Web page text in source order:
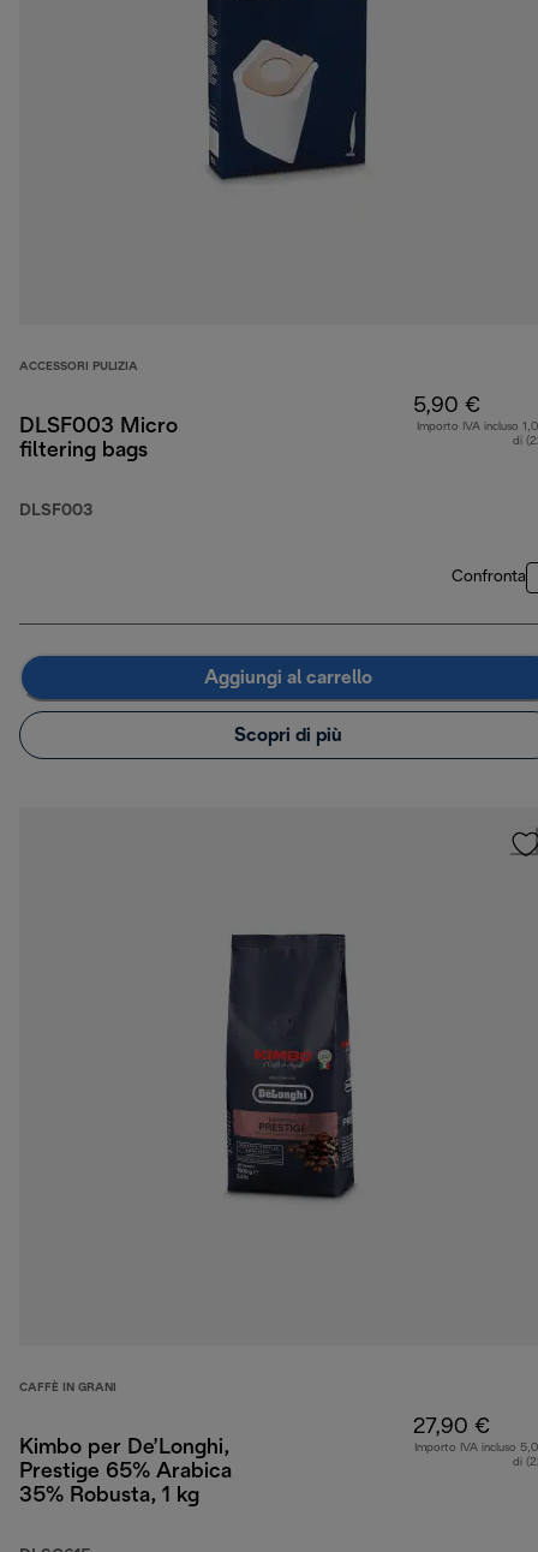
ACCESSORI PULIZIA
DLSF003 Micro
filtering bags
DLSF003
5,90 €
Importo IVA incluso
di
Confronta
Aggiungi al carrello
Scopri di più
CAFFÈ IN GRANI
Kimbo per De’Longhi,
Prestige 65% Arabica
35% Robusta, 1 kg
27,90 €
Importo IVA incluso
di